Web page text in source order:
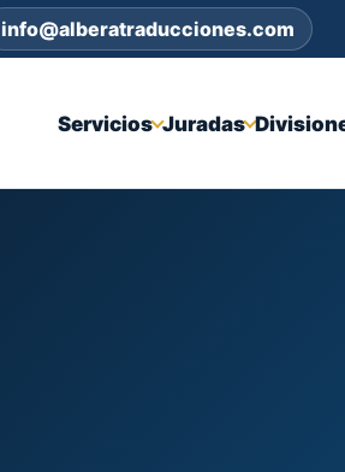
info@alberatraducciones.com
Servicios Juradas